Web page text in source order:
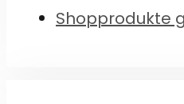
Shopprodukte